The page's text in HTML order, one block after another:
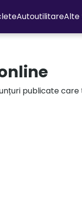
AutoutilitareAlte
publicate